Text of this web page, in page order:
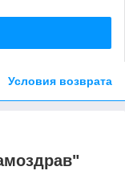
Условия возврата